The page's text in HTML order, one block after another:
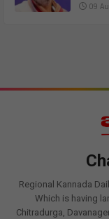
09
Regional Kannada
Which is having
Chitradurga,